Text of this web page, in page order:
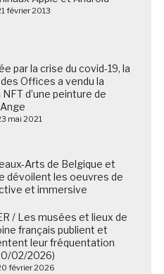
février 2013
par la crise du covid-19, la
Offices a vendu la
d’une peinture de
mai 2021
Arts de Belgique et
dévoilent les oeuvres de
et immersive
/ Les musées et lieux de
français publient et
leur fréquentation
02/2026)
février 2026